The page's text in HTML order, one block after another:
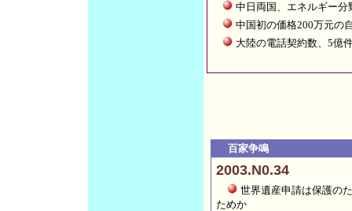
中日両国、エネルギー分
中国初の価格200万元の
大陸の電話契約数、5億
百家争鳴
2003.N0.34
世界遺産申請は保護の
ためか